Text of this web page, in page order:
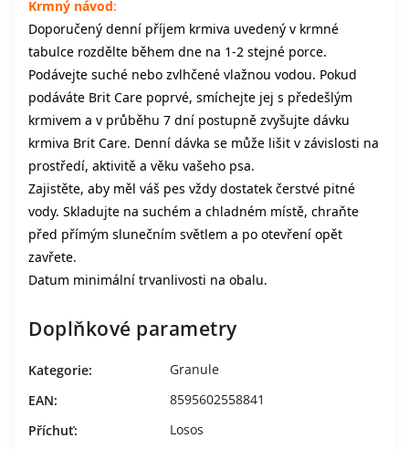
Krmný návod:
Doporučený denní příjem krmiva uvedený v krmné
tabulce rozdělte během dne na 1-2 stejné porce.
Podávejte suché nebo zvlhčené vlažnou vodou. Pokud
podáváte Brit Care poprvé, smíchejte jej s předešlým
krmivem a v průběhu 7 dní postupně zvyšujte dávku
krmiva Brit Care. Denní dávka se může lišit v závislosti na
prostředí, aktivitě a věku vašeho psa.
Zajistěte, aby měl váš pes vždy dostatek čerstvé pitné
vody. Skladujte na suchém a chladném místě, chraňte
před přímým slunečním světlem a po otevření opět
zavřete.
Datum minimální trvanlivosti na obalu.
Doplňkové parametry
Kategorie:
Granule
EAN:
8595602558841
Příchuť:
Losos